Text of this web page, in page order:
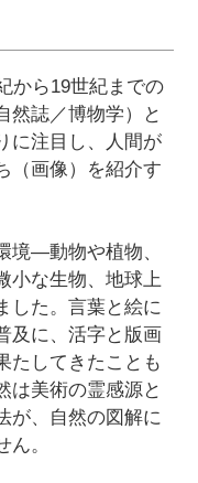
から19世紀までの
然誌／博物学）と
に注目し、人間が
（画像）を紹介す
境―動物や植物、
小な生物、地球上
した。言葉と絵に
及に、活字と版画
たしてきたことも
は美術の霊感源と
が、自然の図解に
。